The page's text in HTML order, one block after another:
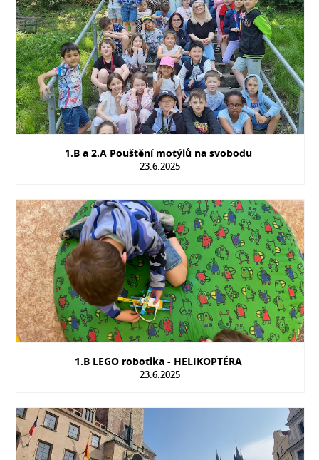
1.B a 2.A Pouštění motýlů na svobodu
23.6.2025
1.B LEGO robotika - HELIKOPTÉRA
23.6.2025